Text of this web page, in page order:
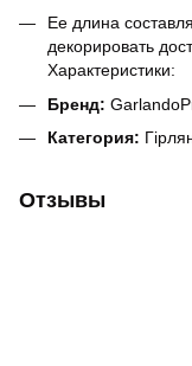
Ее длина
декорировать
Характеристики:
Бренд:
Категория:
Отзывы